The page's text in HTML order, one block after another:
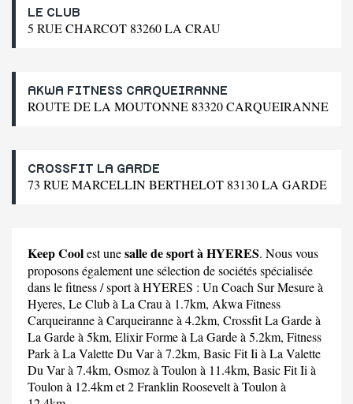
LE CLUB
5 RUE CHARCOT 83260 LA CRAU
AKWA FITNESS CARQUEIRANNE
ROUTE DE LA MOUTONNE 83320 CARQUEIRANNE
CROSSFIT LA GARDE
73 RUE MARCELLIN BERTHELOT 83130 LA GARDE
Keep Coolest unesalle de sport à HYERES. Nous vous
proposons également une sélection de sociétés spécialisée
dans le fitness / sport à HYERES : Un Coach Sur Mesureà
Hyeres, Le Clubà La Crau à 1.7km, Akwa Fitness
Carqueiranneà Carqueiranne à 4.2km, Crossfit La Gardeà
La Garde à 5km, Elixir Formeà La Garde à 5.2km, Fitness
Parkà La Valette Du Var à 7.2km, Basic Fit Ii à La Valette
Du Var à 7.4km, Osmozà Toulon à 11.4km, Basic Fit Ii à
Toulon à 12.4km et2 Franklin Rooseveltà Toulon à